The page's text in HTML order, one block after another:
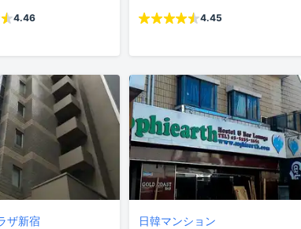
4.46 4.45
ザ新宿
日韓マンション